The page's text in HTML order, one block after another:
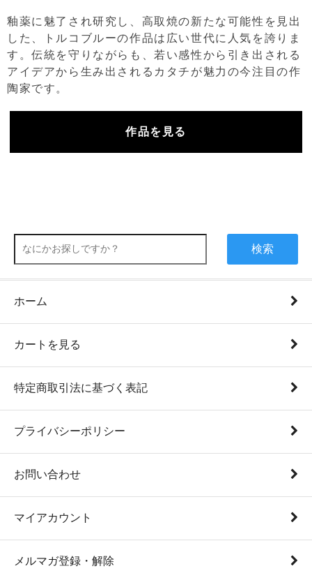
釉薬に魅了され研究し、高取焼の新たな可能性を見出
した、トルコブルーの作品は広い世代に人気を誇りま
す。伝統を守りながらも、若い感性から引き出される
アイデアから生み出されるカタチが魅力の今注目の作
陶家です。
作品を見る
検索
ホーム
カートを見る
特定商取引法に基づく表記
プライバシーポリシー
お問い合わせ
マイアカウント
メルマガ登録・解除